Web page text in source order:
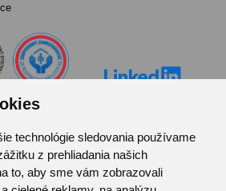
technológie sledovania používame
z prehliadania našich
to, aby sme vám zobrazovali